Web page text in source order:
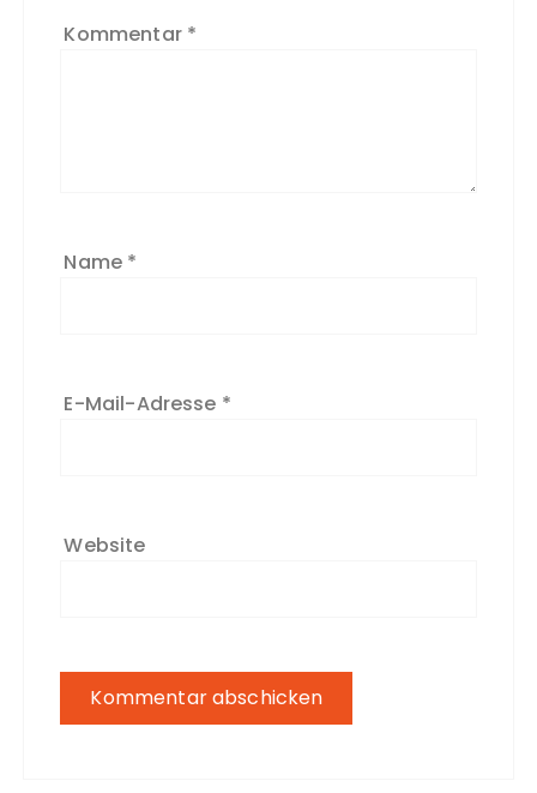
Kommentar *
Name *
E-Mail-Adresse *
Website